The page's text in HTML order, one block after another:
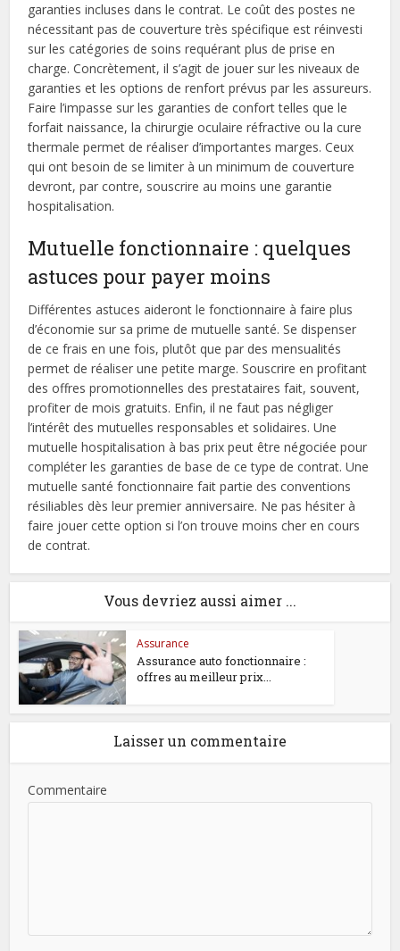
garanties incluses dans le contrat. Le coût des postes ne
nécessitant pas de couverture très spécifique est réinvesti
sur les catégories de soins requérant plus de prise en
charge. Concrètement, il s’agit de jouer sur les niveaux de
garanties et les options de renfort prévus par les assureurs.
Faire l’impasse sur les garanties de confort telles que le
forfait naissance, la chirurgie oculaire réfractive ou la cure
thermale permet de réaliser d’importantes marges. Ceux
qui ont besoin de se limiter à un minimum de couverture
devront, par contre, souscrire au moins une garantie
hospitalisation.
Mutuelle fonctionnaire : quelques
astuces pour payer moins
Différentes astuces aideront le fonctionnaire à faire plus
d’économie sur sa prime de mutuelle santé. Se dispenser
de ce frais en une fois, plutôt que par des mensualités
permet de réaliser une petite marge. Souscrire en profitant
des offres promotionnelles des prestataires fait, souvent,
profiter de mois gratuits. Enfin, il ne faut pas négliger
l’intérêt des mutuelles responsables et solidaires. Une
mutuelle hospitalisation à bas prix peut être négociée pour
compléter les garanties de base de ce type de contrat. Une
mutuelle santé fonctionnaire fait partie des conventions
résiliables dès leur premier anniversaire. Ne pas hésiter à
faire jouer cette option si l’on trouve moins cher en cours
de contrat.
Vous devriez aussi aimer ...
Assurance
Assurance auto fonctionnaire :
offres au meilleur prix...
Laisser un commentaire
Commentaire